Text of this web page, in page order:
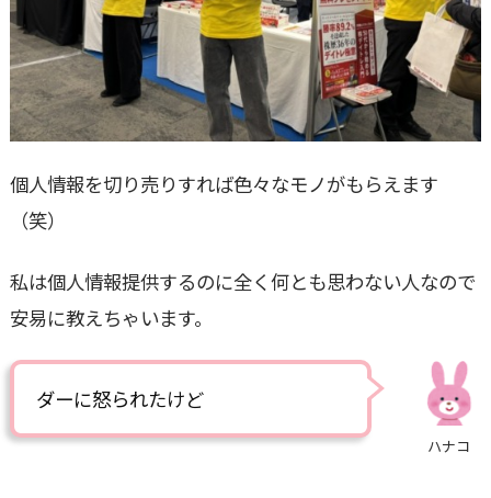
個人情報を切り売りすれば色々なモノがもらえます
（笑）
私は個人情報提供するのに全く何とも思わない人なので
安易に教えちゃいます。
ハナコ
ダーに怒られたけど